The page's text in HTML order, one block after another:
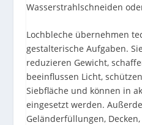
Wasserstrahlschneiden
Lochbleche übernehmen
gestalterische Aufgaben.
reduzieren Gewicht,
beeinflussen Licht,
Siebfläche und können in
eingesetzt werden.
Geländerfüllungen,